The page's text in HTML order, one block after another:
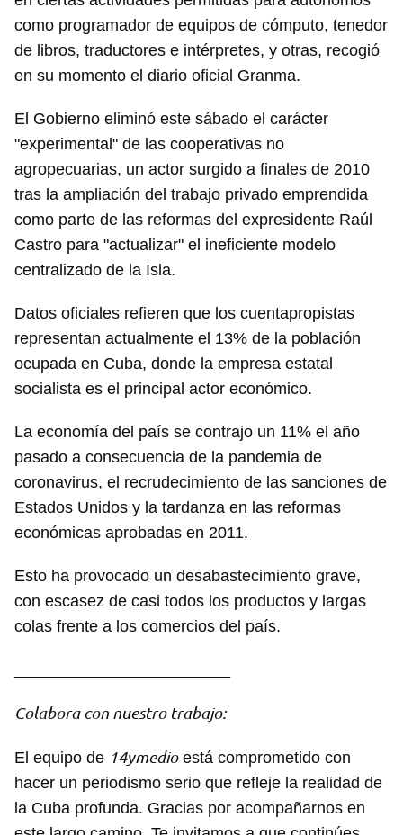
como programador de equipos de cómputo, tenedor
de libros, traductores e intérpretes, y otras, recogió
en su momento el diario oficial Granma.
El Gobierno eliminó este sábado el carácter
"experimental" de las cooperativas no
agropecuarias, un actor surgido a finales de 2010
tras la ampliación del trabajo privado emprendida
como parte de las reformas del expresidente Raúl
Castro para "actualizar" el ineficiente modelo
centralizado de la Isla.
Datos oficiales refieren que los cuentapropistas
representan actualmente el 13% de la población
ocupada en Cuba, donde la empresa estatal
socialista es el principal actor económico.
La economía del país se contrajo un 11% el año
pasado a consecuencia de la pandemia de
coronavirus, el recrudecimiento de las sanciones de
Estados Unidos y la tardanza en las reformas
económicas aprobadas en 2011.
Esto ha provocado un desabastecimiento grave,
con escasez de casi todos los productos y largas
colas frente a los comercios del país.
Colabora con nuestro trabajo:
El equipo de 14ymedioestá comprometido con
hacer un periodismo serio que refleje la realidad de
la Cuba profunda. Gracias por acompañarnos en